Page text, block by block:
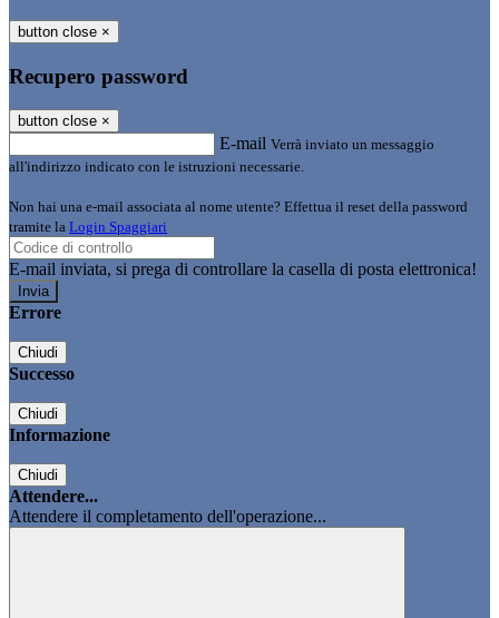
button close ×
Recupero password
button close ×
E-mail Verrà inviato un messaggio
all'indirizzo indicato con le istruzioni necessarie.
Non hai una e-mail associata al nome utente? Effettua il reset della password
tramite la Login Spaggiari
E-mail inviata, si prega di controllare la casella di posta elettronica!
Errore
Chiudi
Successo
Chiudi
Informazione
Chiudi
Attendere...
Attendere il completamento dell'operazione...